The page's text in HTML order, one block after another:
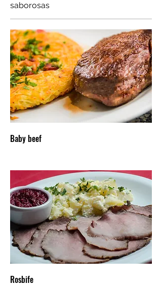
saborosas
Baby beef
Rosbife